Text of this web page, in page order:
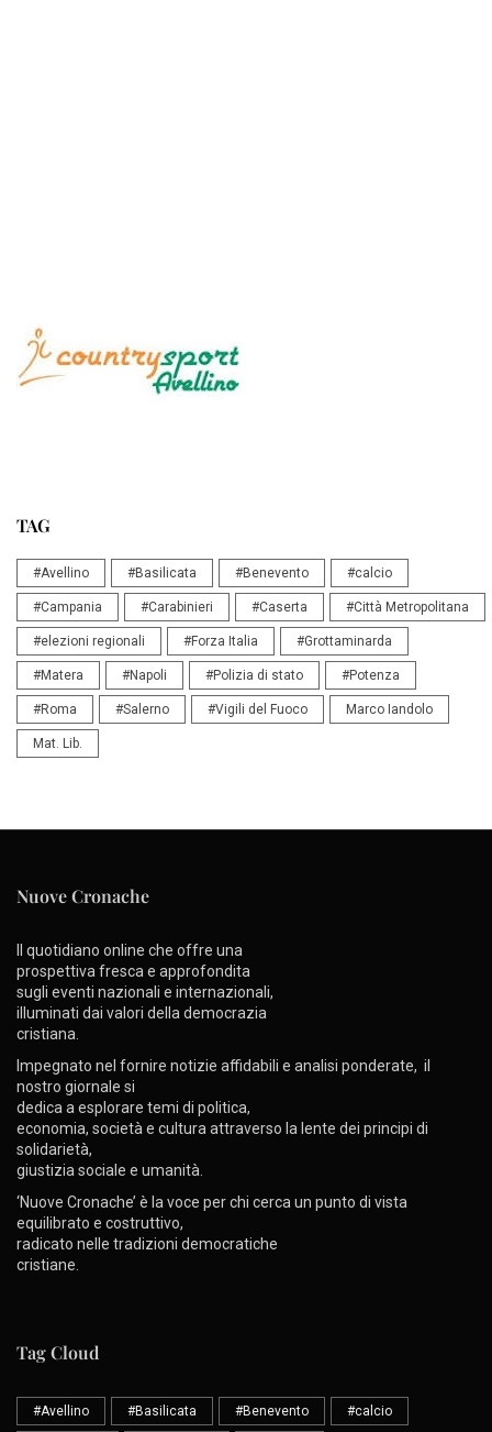
TAG
#Avellino #Basilicata #Benevento #calcio
#Campania #Carabinieri #Caserta #Città Metropolitana
#elezioni regionali #Forza Italia #Grottaminarda
#Matera #Napoli #Polizia di stato #Potenza
#Roma #Salerno #Vigili del Fuoco Marco Iandolo
Mat. Lib.
Nuove Cronache
Il quotidiano online che offre una
prospettiva fresca e approfondita
sugli eventi nazionali e internazionali,
illuminati dai valori della democrazia
cristiana.
Impegnato nel fornire notizie affidabili e analisi ponderate, il
nostro giornale si
dedica a esplorare temi di politica,
economia, società e cultura attraverso la lente dei principi di
solidarietà,
giustizia sociale e umanità.
‘Nuove Cronache’ è la voce per chi cerca un punto di vista
equilibrato e costruttivo,
radicato nelle tradizioni democratiche
cristiane.
Tag Cloud
#Avellino #Basilicata #Benevento #calcio